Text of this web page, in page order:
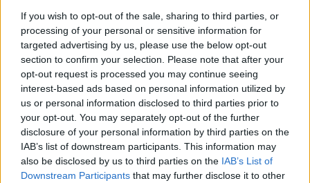
If you wish to opt-out of the sale, sharing to third parties, or
processing of your personal or sensitive information for
targeted advertising by us, please use the below opt-out
section to confirm your selection. Please note that after your
opt-out request is processed you may continue seeing
interest-based ads based on personal information utilized by
us or personal information disclosed to third parties prior to
your opt-out. You may separately opt-out of the further
disclosure of your personal information by third parties on the
IAB’s list of downstream participants. This information may
also be disclosed by us to third parties on the IAB’s List of
Downstream Participants that may further disclose it to other
požárů v příštích dnech poroste, řekl ČTK mluvčí Správy KRNAP
Radek Drahný. Podle meteorologů přichází další vlna veder, od
čtvrtka se budou teploty blížit 40 stupňům Celsia. Teplo bude i na
horách, pršet nemá.
Lvice Elsa, kterou stát zabavil Vémolovi, bude mít nový
domov v Nizozemsku
28.7.2026 14:03 (
Lvice Elsa, kterou na začátku
června ministerstvo životního
prostředí (MŽP) zabavilo z
nelegálního chovu zápasníka